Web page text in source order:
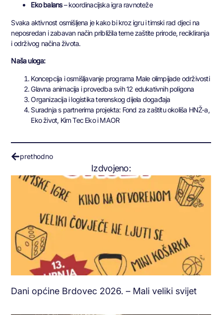
Eko balans– koordinacijska igra ravnoteže
Svaka aktivnost osmišljena je kako bi kroz igru i timski rad djeci na
neposredan i zabavan način približila teme zaštite prirode, recikliranja
i održivog načina života.
Naša uloga:
Koncepcija i osmišljavanje programa Male olimpijade održivosti
Glavna animacija i provedba svih 12 edukativnih poligona
Organizacija i logistika terenskog dijela događaja
Suradnja s partnerima projekta: Fond za zaštitu okoliša HNŽ-a,
Eko život, Kim Tec Eko i MAOR
prethodno
Izdvojeno:
Dani općine Brdovec 2026. – Mali veliki svijet